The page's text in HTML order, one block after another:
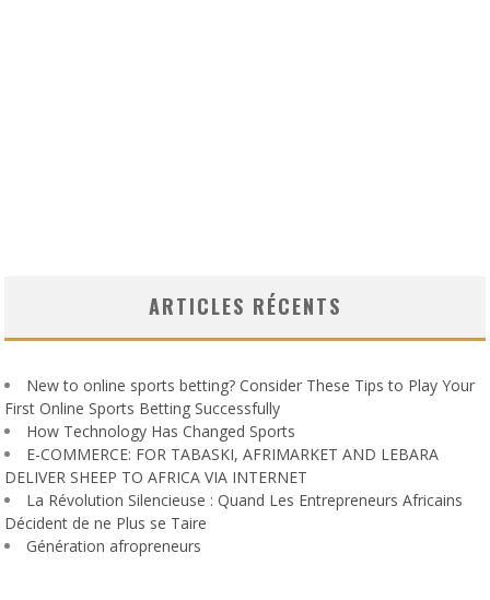
ARTICLES RÉCENTS
New to online sports betting? Consider These Tips to Play Your
First Online Sports Betting Successfully
How Technology Has Changed Sports
E-COMMERCE: FOR TABASKI, AFRIMARKET AND LEBARA
DELIVER SHEEP TO AFRICA VIA INTERNET
La Révolution Silencieuse : Quand Les Entrepreneurs Africains
Décident de ne Plus se Taire
Génération afropreneurs